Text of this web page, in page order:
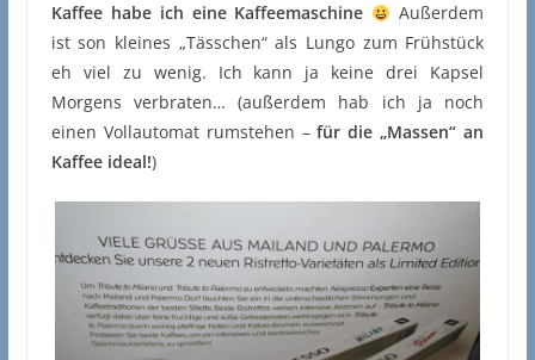
Kaffee habe ich eine Kaffeemaschine
Außerdem
ist son kleines „Tässchen“ als Lungo zum Frühstück
eh viel zu wenig. Ich kann ja keine drei Kapsel
Morgens verbraten… (außerdem hab ich ja noch
einen Vollautomat rumstehen –für die „Massen“ an
Kaffee ideal!)